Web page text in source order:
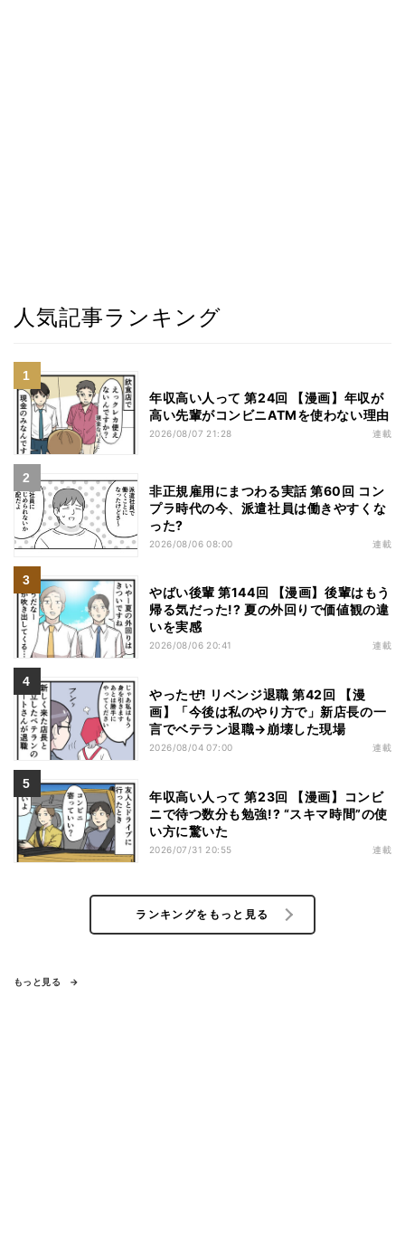
人気記事ランキング
年収高い人って 第24回 【漫画】年収が
高い先輩がコンビニATMを使わない理由
2026/08/07 21:28 連載
非正規雇用にまつわる実話 第60回 コン
プラ時代の今、派遣社員は働きやすくな
った?
2026/08/06 08:00 連載
やばい後輩 第144回 【漫画】後輩はもう
帰る気だった!? 夏の外回りで価値観の違
いを実感
2026/08/06 20:41 連載
やったぜ! リベンジ退職 第42回 【漫
画】「今後は私のやり方で」新店長の一
言でベテラン退職→崩壊した現場
2026/08/04 07:00 連載
年収高い人って 第23回 【漫画】コンビ
ニで待つ数分も勉強!? “スキマ時間”の使
い方に驚いた
2026/07/31 20:55 連載
ランキングをもっと見る
もっと見る